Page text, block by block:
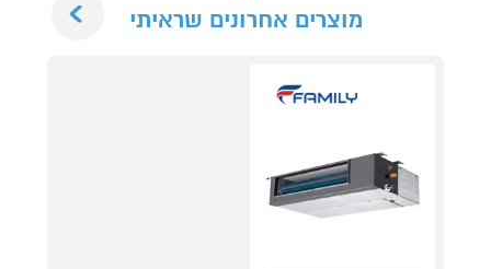
מוצרים אחרונים שראיתי